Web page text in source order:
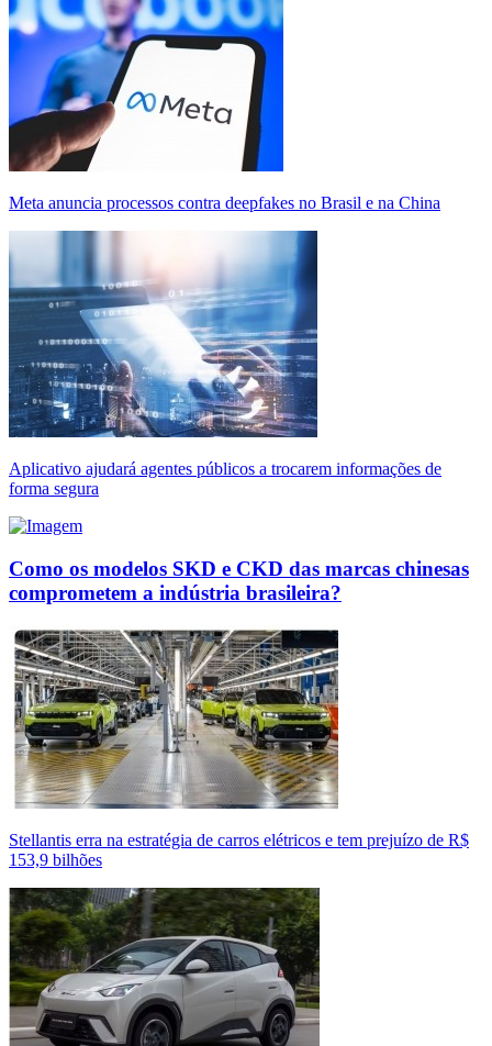
Meta anuncia processos contra deepfakes no Brasil e na China
Aplicativo ajudará agentes públicos a trocarem informações de
forma segura
Como os modelos SKD e CKD das marcas chinesas
comprometem a indústria brasileira?
Stellantis erra na estratégia de carros elétricos e tem prejuízo de R$
153,9 bilhões